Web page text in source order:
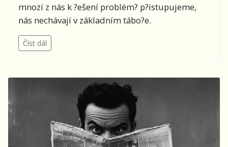
mnozí z nás k ?ešení problém? p?istupujeme,
nás nechávají v základním tábo?e.
Číst dál